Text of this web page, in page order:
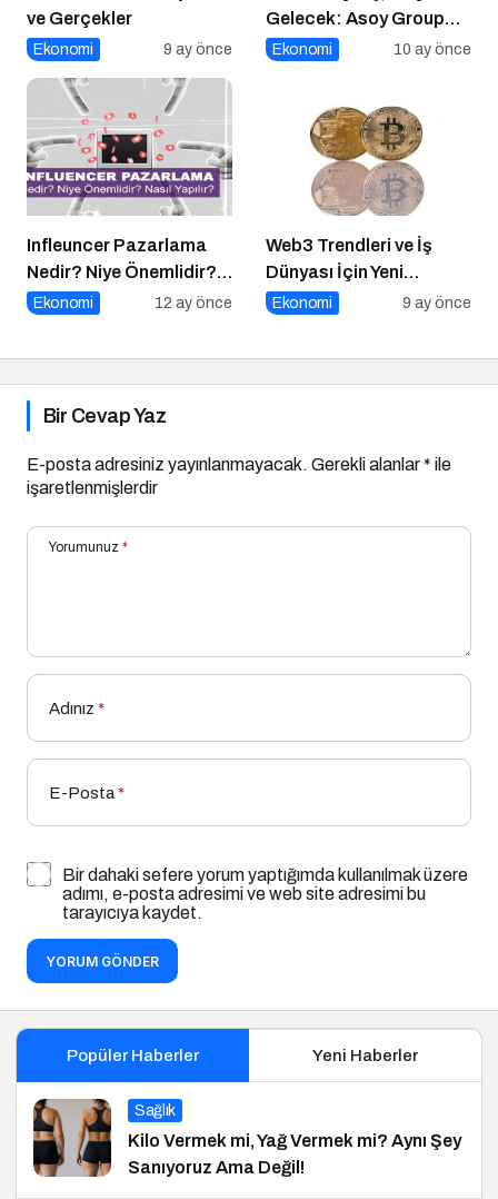
ve Gerçekler
Ekonomi 9 ay önce
Gelecek: Asoy Group
Türkiye’nin Değerini
Ekonomi 10 ay önce
Infleuncer Pazarlama
Nedir? Niye Önemlidir?
Influencer Pazarlama
Ekonomi 12 ay önce
Web3 Trendleri ve İş
Dünyası İçin Yeni
Fırsatlar
Ekonomi 9 ay önce
Bir Cevap Yaz
E-posta adresiniz yayınlanmayacak. Gerekli alanlar* ile
işaretlenmişlerdir
Yorumunuz *
Adınız *
E-Posta*
Bir dahaki sefere yorum yaptığımda kullanılmak üzere
adımı, e-posta adresimi ve web site adresimi bu
tarayıcıya kaydet.
YORUM GÖNDER
Popüler Haberler Yeni Haberler
Sağlık
Kilo Vermek mi, Yağ Vermek mi? Aynı Şey
Sanıyoruz Ama Değil!